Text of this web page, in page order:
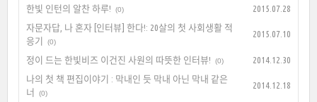
한빛 인턴의 알찬 하루! (0)
2015.07.28
자문자답, 나 혼자 [인터뷰] 한다!: 20살의 첫 사회생활 적
응기
(0)
2015.07.10
정이 드는 한빛비즈 이건진 사원의 따뜻한 인터뷰! (0)
2014.12.30
나의 첫 책 편집이야기 : 막내인 듯 막내 아닌 막내 같은
너
(0)
2014.12.18